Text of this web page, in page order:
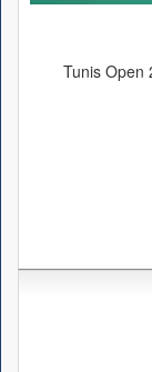
Tunis Open